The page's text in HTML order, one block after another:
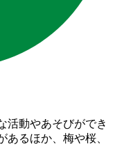
活動やあそびができ
あるほか、梅や桜、